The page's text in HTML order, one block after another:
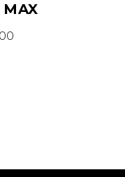
MAX
price was:
Current price is: